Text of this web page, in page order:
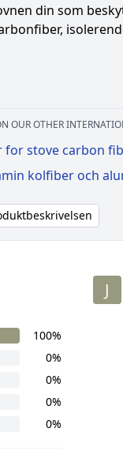
din som
OUR OTHER
for stove carbon
kolfiber och
100%
0%
0%
0%
0%
J